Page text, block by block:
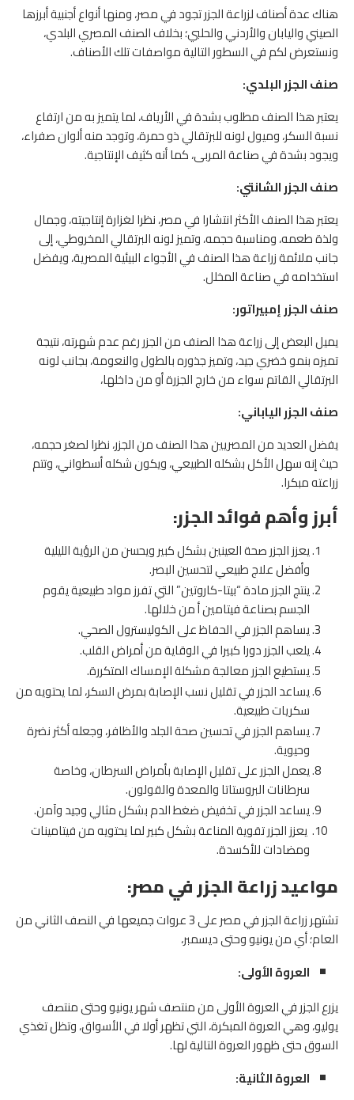
هناك عدة أصناف لزراعة الجزر تجود في مصر، ومنها أنواع أجنبية أبرزها
الصيني واليابان والأردني والحلبي؛ بخلاف الصنف المصري البلدي،
ونستعرض لكم في السطور التالية مواصفات تلك الأصناف.
صنف الجزر البلدي:
يعتبر هذا الصنف مطلوب بشدة في الأرياف، لما يتميز به من ارتفاع
نسبة السكر، وميول لونه للبرتقالي ذو حمرة، وتوجد منه ألوان صفراء،
ويجود بشدة في صناعة المربى، كما أنه كثيف الإنتاجية.
صنف الجزر الشانتي:
يعتبر هذا الصنف الأكثر انتشارا في مصر، نظرا لغزارة إنتاجيته، وجمال
ولذة طعمه، ومناسبة حجمه، وتميز لونه البرتقالي المخروطي، إلى
جانب ملائمة زراعة هذا الصنف في الأجواء البيئية المصرية، ويفضل
استخدامه في صناعة المخلل.
صنف الجزر إمبيراتور:
يميل البعض إلى زراعة هذا الصنف من الجزر رغم عدم شهرته، نتيجة
تميزه بنمو خضري جيد، وتميز جذوره بالطول والنعومة، بجانب لونه
البرتقالي القاتم سواء من خارج الجزرة أو من داخلها،
صنف الجزر الياباني:
يفضل العديد من المصريين هذا الصنف من الجزر، نظرا لصغر حجمه،
حيث إنه سهل الأكل بشكله الطبيعي، ويكون شكله أسطواني، وتتم
زراعته مبكرا.
أبرز وأهم فوائد الجزر:
يعزز الجزر صحة العينين بشكل كبير ويحسن من الرؤية الليلية
وأفضل علاج طبيعي لتحسين البصر.
ينتج الجزر مادة “بيتا-كاروتين” التي تفرز مواد طبيعية يقوم
الجسم بصناعة فيتامين أ من خلالها.
يساهم الجزر في الحفاظ على الكوليسترول الصحي.
يلعب الجزر دورا كبيرا في الوقاية من أمراض القلب.
يستطيع الجزر معالجة مشكلة الإمساك المتكررة.
يساعد الجزر في تقليل نسب الإصابة بمرض السكر، لما يحتويه من
سكريات طبيعية.
يساهم الجزر في تحسين صحة الجلد والأظافر، وجعله أكثر نضرة
وحيوية.
يعمل الجزر على تقليل الإصابة بأمراض السرطان، وخاصة
سرطانات البروستاتا والمعدة والقولون.
يساعد الجزر في تخفيض ضغط الدم بشكل مثالي وجيد وآمن.
يعزز الجزر تقوية المناعة بشكل كبير لما يحتويه من فيتامينات
ومضادات للأكسدة.
مواعيد زراعة الجزر في مصر:
تشتهر زراعة الجزر في مصر على 3 عروات جميعها في النصف الثاني من
العام؛ أي من يونيو وحتى ديسمبر،
العروة الأولى:
يزرع الجزر في العروة الأولى من منتصف شهر يونيو وحتى منتصف
يوليو، وهي العروة المبكرة، التي تظهر أولا في الأسواق، وتظل تغذي
السوق حتى ظهور العروة التالية لها.
العروة الثانية: